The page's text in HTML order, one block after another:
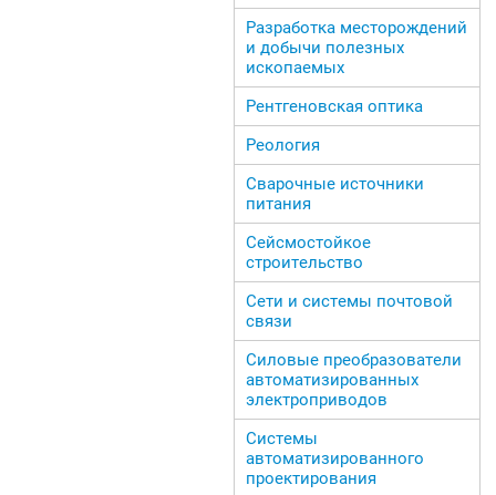
Разработка месторождений
и добычи полезных
ископаемых
Рентгеновская оптика
Реология
Сварочные источники
питания
Сейсмостойкое
строительство
Сети и системы почтовой
связи
Силовые преобразователи
автоматизированных
электроприводов
Системы
автоматизированного
проектирования